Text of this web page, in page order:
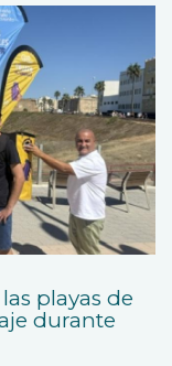
playas de
durante